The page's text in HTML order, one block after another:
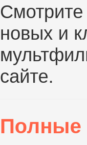
новых и
сайте.
Полные